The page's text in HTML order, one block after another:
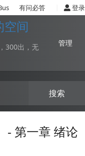
有问必答 登录
空间
300出，无
管理
- 第一章 绪论
搜索